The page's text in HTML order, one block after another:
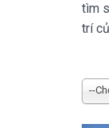
tìm
trí
--